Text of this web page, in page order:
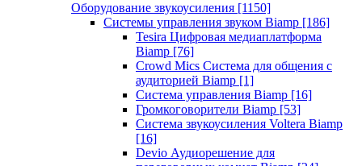
Оборудование звукоусиления [1150]
Системы управления звуком Biamp [186]
Tesira Цифровая медиаплатформа
Biamp [76]
Crowd Mics Система для общения с
аудиторией Biamp [1]
Система управления Biamp [16]
Громкоговорители Biamp [53]
Система звукоусиления Voltera Biamp
[16]
Devio Аудиорешение для